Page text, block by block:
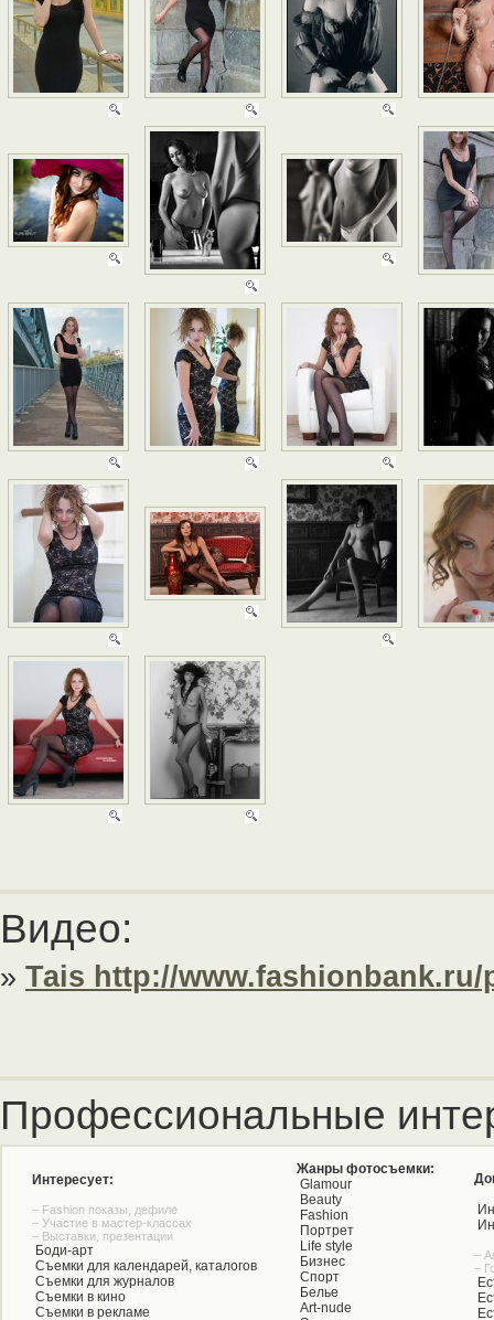
Видео:
» Таis http://
Профессиональные
Интересует:
– Fashion показы, дефиле
– Участие в мастер-классах
– Выставки, презентации
Боди-арт
Съемки для календарей, каталогов
Съемки для журналов
Съемки в кино
Съемки в рекламе
Жанры фотосъемки:
Glamour
Beauty
Fashion
Портрет
Life style
Бизнес
Спорт
Белье
Art-nude
–
–